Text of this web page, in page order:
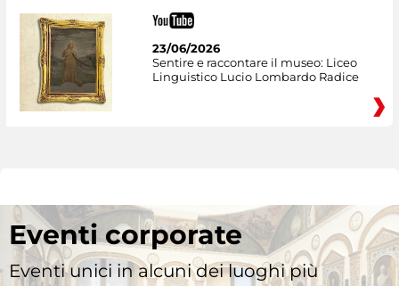
23/06/2026
Sentire e raccontare il museo: Liceo
Linguistico Lucio Lombardo Radice
Eventi corporate
Eventi unici in alcuni dei luoghi più